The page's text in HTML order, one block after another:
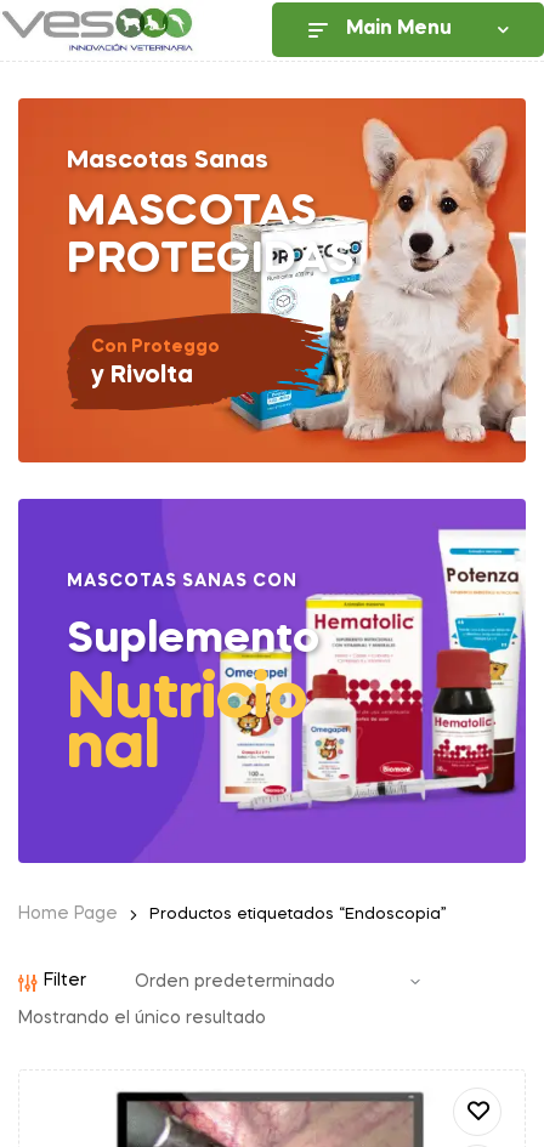
Main Menu
MASCOTAS
PROTEGIDAS
Mascotas Sanas
Con Proteggo
y Rivolta
MASCOTAS SANAS CON
Suplemento
Nutricio
nal
Home Page Productos etiquetados “Endoscopia”
Filter
Mostrando el único resultado